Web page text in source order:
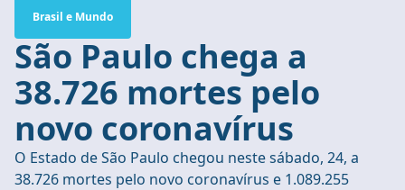
Brasil e Mundo
São Paulo chega a
38.726 mortes pelo
novo coronavírus
O Estado de São Paulo chegou neste sábado, 24, a
38.726 mortes pelo novo coronavírus e 1.089.255